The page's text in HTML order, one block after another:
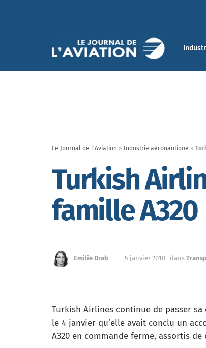
Le Journal de l'Aviation » Industrie aéronautique »
Turkish
famille A320
Emilie Drab 5 janvier 2010 dans
Turkish Airlines continue de passer
le 4 janvier qu’elle avait conclu un
A320 en commande ferme, assortis